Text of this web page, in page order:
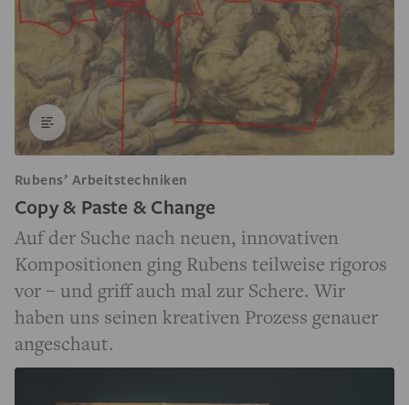
Rubens’ Arbeitstechniken
Copy & Paste & Change
Auf der Suche nach neuen, innovativen
Kompositionen ging Rubens teilweise rigoros
vor – und griff auch mal zur Schere. Wir
haben uns seinen kreativen Prozess genauer
angeschaut.